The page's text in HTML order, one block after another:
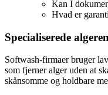
Kan I
Hvad er
Specialiserede
Softwash‑firmaer bruger
som fjerner alger uden at
skånsomme og holdbare